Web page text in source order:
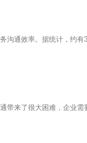
沟通效率。据统计，约
带来了很大困难，企业需